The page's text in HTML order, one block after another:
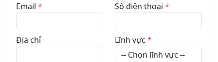
cấp Vụ của cơ quan hành chính nhà nước) vẫn
năm 2025, tôi xin nghỉ hưu trước tuổi 3 năm
và được cơ quan chấp thuận thì tôi có được
hưởng chế độ chính sách nghỉ hưu trước tuổi
Email * Số điện thoại *
Địa chỉ Lĩnh vực *